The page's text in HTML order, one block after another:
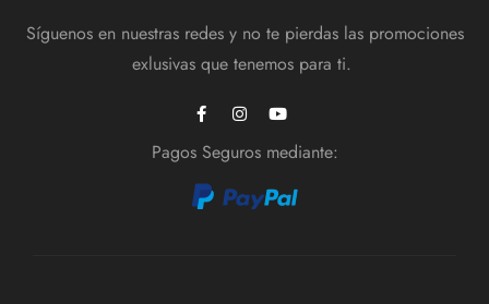
Síguenos en nuestras redes y no te pierdas las promociones
exlusivas que tenemos para ti.
Pagos Seguros mediante: